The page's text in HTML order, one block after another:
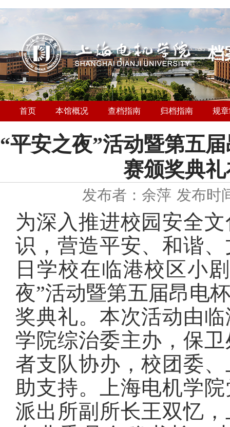
档
首页 本馆概况 查档指南 归档指南 规
“平安之夜”活动暨第五
赛颁奖典
发布者：余萍 发布时
为深入推进校园安全
识，营造平安、和谐
日学校在临港校区小
夜”活动暨第五届昂电
奖典礼。本次活动由
学院综治委主办，保
者支队协办，校团委
助支持。 上海电机学
派出所副 所长王双忆，